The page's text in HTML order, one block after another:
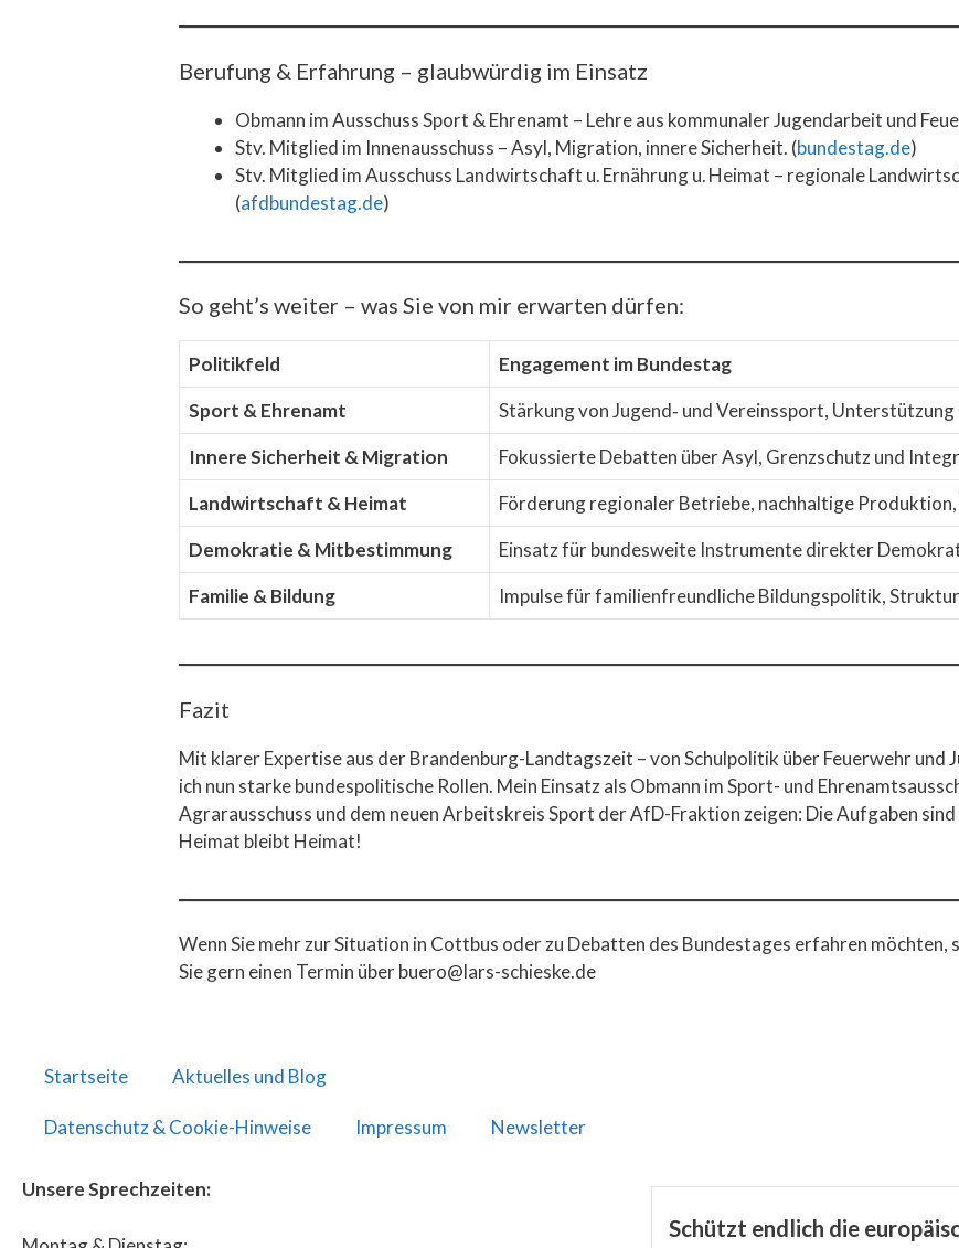
Berufung & Erfahrung – glaubwürdig im Einsatz
Obmann im Ausschuss Sport & Ehrenamt – Lehre aus kommunaler Jugendarbeit und
Stv. Mitglied im Innenausschuss – Asyl, Migration, innere Sicherheit. (bundestag.de)
Stv. Mitglied im Ausschuss Landwirtschaft u. Ernährung u. Heimat – regionale
(afdbundestag.de)
So geht’s weiter – was Sie von mir erwarten dürfen:
Politikfeld
Engagement im Bundestag
Sport & Ehrenamt
Stärkung von Jugend‑ und Vereinssport, Unterstützung
Innere Sicherheit & Migration
Fokussierte Debatten über Asyl, Grenzschutz und
Landwirtschaft & Heimat
Förderung regionaler Betriebe, nachhaltige Produktion,
Demokratie & Mitbestimmung
Einsatz für bundesweite Instrumente direkter
Familie & Bildung
Impulse für familienfreundliche Bildungspolitik,
Fazit
Mit klarer Expertise aus der Brandenburg-Landtagszeit – von Schulpolitik über Feuerwehr und
ich nun starke bundespolitische Rollen. Mein Einsatz als Obmann im Sport- und
Agrarausschuss und dem neuen Arbeitskreis Sport der AfD-Fraktion zeigen: Die Aufgaben
Heimat bleibt Heimat!
Wenn Sie mehr zur Situation in Cottbus oder zu Debatten des Bundestages erfahren möchten,
Sie gern einen Termin über buero@lars-schieske.de
Startseite Aktuelles und Blog
Datenschutz & Cookie-Hinweise Impressum Newsletter
Unsere Sprechzeiten:
Schützt endlich die